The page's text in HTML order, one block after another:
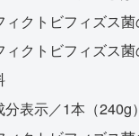
ィクトビフィズス
ィクトビフィズス
分表示／1本（240g